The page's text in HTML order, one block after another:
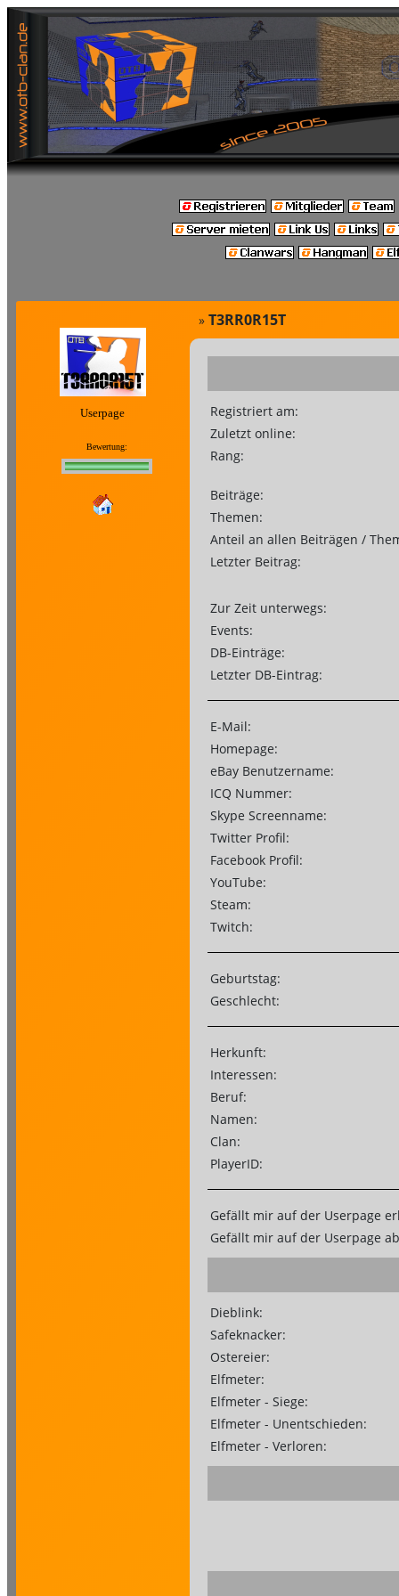
Userpage
Bewertung:
» T3RR0R15T
Registriert am:
Zuletzt online:
Rang:
Beiträge:
Themen:
Anteil an allen Beiträgen /
Letzter Beitrag:
Zur Zeit unterwegs:
Events:
DB-Einträge:
Letzter DB-Eintrag:
E-Mail:
Homepage:
eBay Benutzername:
ICQ Nummer:
Skype Screenname:
Twitter Profil:
Facebook Profil:
YouTube:
Steam:
Twitch:
Geburtstag:
Geschlecht:
Herkunft:
Interessen:
Beruf:
Namen:
Clan:
PlayerID:
Gefällt mir auf der Userpage
Gefällt mir auf der Userpage
Dieblink:
Safeknacker:
Ostereier:
Elfmeter:
Elfmeter - Siege:
Elfmeter - Unentschieden:
Elfmeter - Verloren: